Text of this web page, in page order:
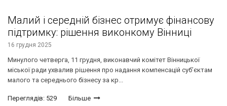
Малий і середній бізнес отримує фінансову
підтримку: рішення виконкому Вінниці
16 грудня 2025
Минулого четверга, 11 грудня, виконавчий комітет Вінницької
міської ради ухвалив рішення про надання компенсацій суб’єктам
малого та середнього бізнесу за кр...
Переглядів: 529 Більше